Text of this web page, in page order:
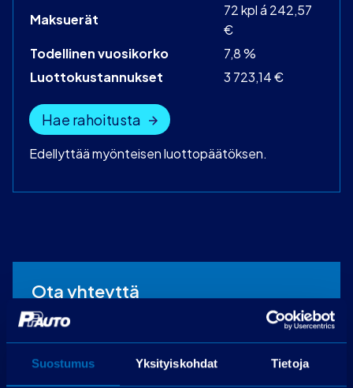
Suostumus Yksityiskohdat Tietoja
Maksuerät
72 kpl á 242,57
€
Todellinen vuosikorko
7,8 %
Luottokustannukset
3 723,14 €
Hae rahoitusta
Edellyttää myönteisen luottopäätöksen.
Ota yhteyttä
PP-auto Lohja
Maksjoentie 8
08200 Lohja